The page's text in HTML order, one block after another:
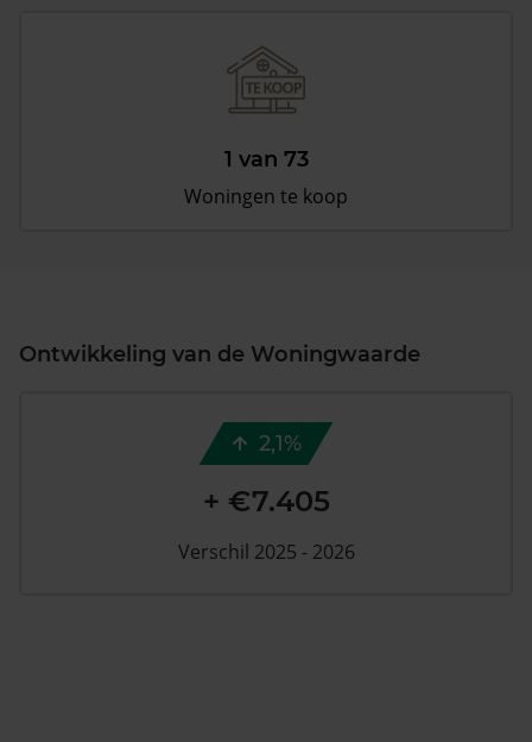
1 van 73
Woningen te koop
Ontwikkeling van de Woningwaarde
2,1%
+ €7.405
Verschil 2025 - 2026